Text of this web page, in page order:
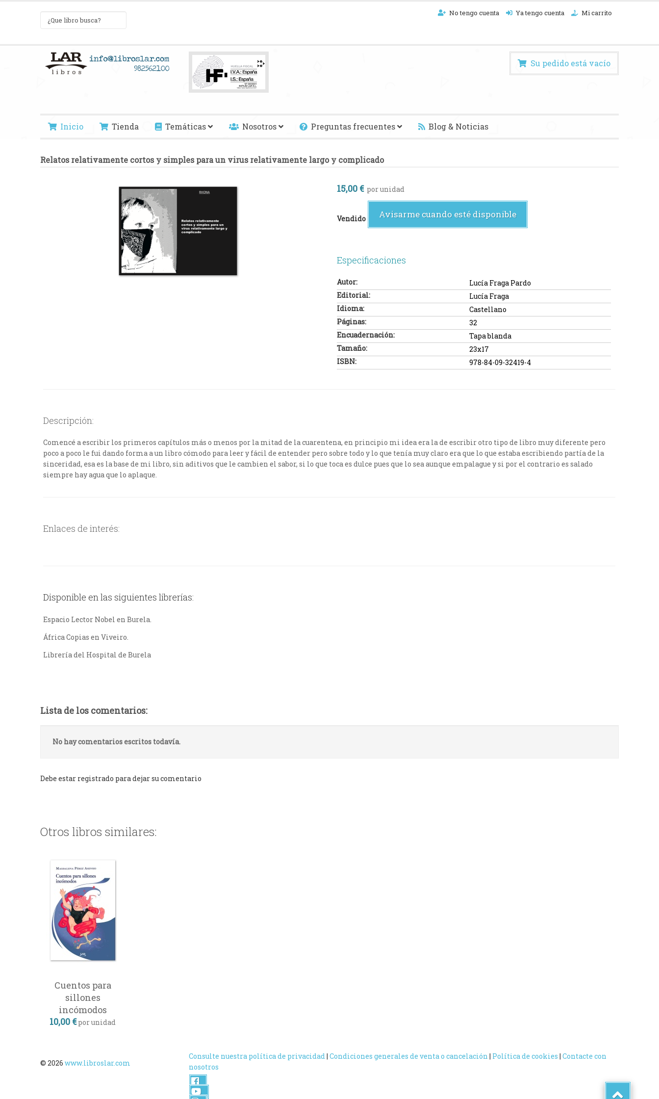
No tengo cuenta Ya tengo cuenta Mi carrito
Su pedido está vacío
Inicio Tienda Temáticas Nosotros Preguntas frecuentes Blog & Noticias
Relatos relativamente cortos y simples para un virus relativamente largo y complicado
15,00 € por unidad
Vendido Avisarme cuando esté disponible
Especificaciones
Autor:
Lucía Fraga Pardo
Editorial:
Lucía Fraga
Idioma:
Castellano
Páginas:
32
Encuadernación:
Tapa blanda
Tamaño:
23x17
ISBN:
978-84-09-32419-4
Descripción:
Comencé a escribir los primeros capítulos más o menos por la mitad de la cuarentena, en principio mi idea era la de escribir otro tipo de libro muy diferente pero
poco a poco le fui dando forma a un libro cómodo para leer y fácil de entender pero sobre todo y lo que tenía muy claro era que lo que estaba escribiendo partía de la
sinceridad, esa es la base de mi libro, sin aditivos que le cambien el sabor, si lo que toca es dulce pues que lo sea aunque empalague y si por el contrario es salado
siempre hay agua que lo aplaque.
Enlaces de interés:
Disponible en las siguientes librerías:
Espacio Lector Nobel en Burela.
África Copias en Viveiro.
Librería del Hospital de Burela
Lista de los comentarios:
No hay comentarios escritos todavía.
Debe estar registrado para dejar su comentario
Otros libros similares:
Cuentos para
sillones
incómodos
10,00 €por unidad
© 2026www.libroslar.com
Consulte nuestra política de privacidad | Condiciones generales de venta o cancelación | Política de cookies | Contacte con
nosotros